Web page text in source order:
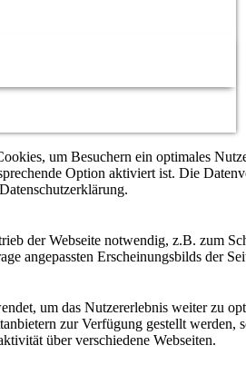
um Besuchern ein optimales
Option aktiviert ist. Die
der Webseite notwendig, z.B. zum
angepassten Erscheinungsbilds der
um das Nutzererlebnis weiter zu
zur Verfügung gestellt
über verschiedene Webseiten.